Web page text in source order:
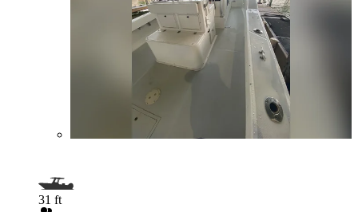
31 ft